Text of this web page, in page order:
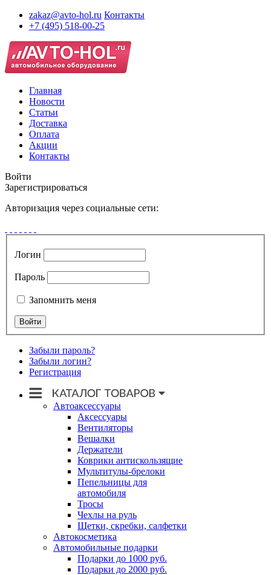
zakaz@avto-hol.ru Контакты
+7 (495) 518-00-25
Главная
Новости
Статьи
Доставка
Оплата
Акции
Контакты
Войти
Зарегистрироваться
Авторизация через социальные сети:
Логин
Пароль
Запомнить меня
Забыли пароль?
Забыли логин?
Регистрация
Автоаксессуары
Аксессуары
Вентиляторы
Вешалки
Держатели
Коврики антискользящие
Мультитулы-брелоки
Пепельницы для
автомобиля
Тросы
Чехлы на руль
Щетки, скребки, салфетки
Автокосметика
Автомобильные подарки
Подарки до 1000 руб.
Подарки до 2000 руб.